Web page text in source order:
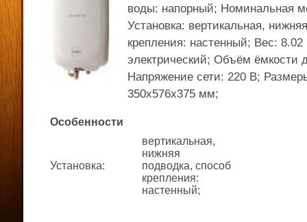
воды: напорный; Номинальная
Установка: вертикальная,
крепления: настенный; Вес: 8.02
электрический; Объём ёмкости
Напряжение сети: 220 В;
350x576x375 мм;
Особенности
Установка:
вертикальная,
нижняя
подводка, способ
крепления:
настенный;